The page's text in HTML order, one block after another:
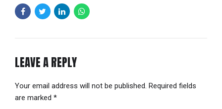
LEAVE A REPLY
Your email address will not be published. Required fields
are marked *